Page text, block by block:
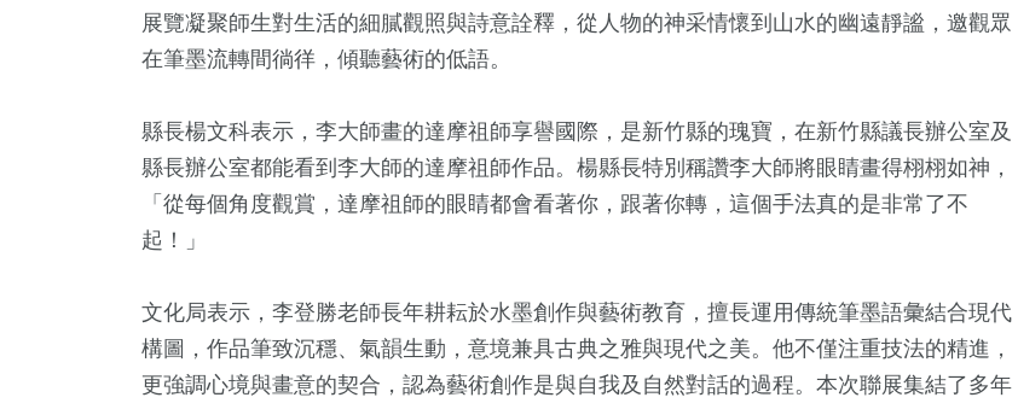
展覽凝聚師生對生活的細膩觀照與詩意詮釋，從人物的神采情懷到山水的幽遠靜謐，邀觀眾
在筆墨流轉間徜徉，傾聽藝術的低語。
縣長楊文科表示，李大師畫的達摩祖師享譽國際，是新竹縣的瑰寶，在新竹縣議長辦公室及
縣長辦公室都能看到李大師的達摩祖師作品。楊縣長特別稱讚李大師將眼睛畫得栩栩如神，
「從每個角度觀賞，達摩祖師的眼睛都會看著你，跟著你轉，這個手法真的是非常了不
起！」
文化局表示，李登勝老師長年耕耘於水墨創作與藝術教育，擅長運用傳統筆墨語彙結合現代
構圖，作品筆致沉穩、氣韻生動，意境兼具古典之雅與現代之美。他不僅注重技法的精進，
更強調心境與畫意的契合，認為藝術創作是與自我及自然對話的過程。本次聯展集結了多年
153+ 300+
化專區